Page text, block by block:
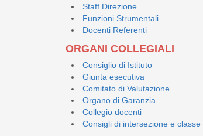
Staff Direzione
Funzioni Strumentali
Docenti Referenti
ORGANI COLLEGIALI
Consiglio di Istituto
Giunta esecutiva
Comitato di Valutazione
Organo di Garanzia
Collegio docenti
Consigli di intersezione e classe